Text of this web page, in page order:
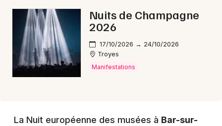
Mon email
Je m'abonne
Nuits de Champagne
2026
17/10/2026 → 24/10/2026
Troyes
Manifestations
La Nuit européenne des musées à Bar-sur-